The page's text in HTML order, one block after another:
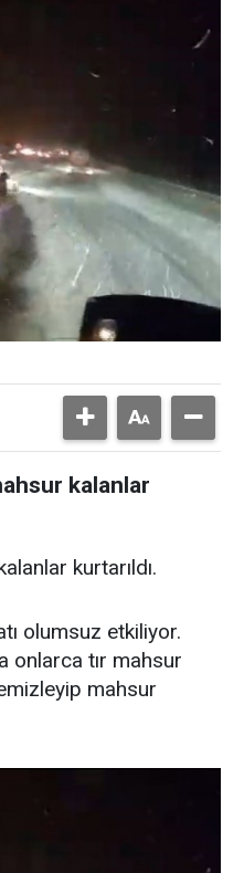
kalanlar
kurtarıldı.
olumsuz etkiliyor.
onlarca tır mahsur
mahsur